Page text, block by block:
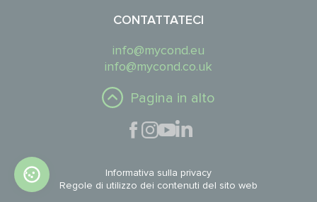
CONTATTATECI
info@mycond.eu
info@mycond.co.uk
Pagina in alto
Informativa sulla privacy
Regole di utilizzo dei contenuti del sito web